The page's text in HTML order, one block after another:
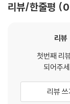
된 일기로 쓰고 금지
른 파멸적 전개는
회의 위험성 등을 심
개인성을 철저히 말
984』는 1949년에
리뷰/한줄평 0
리뷰
첫번째 리
되어주
리뷰 쓰